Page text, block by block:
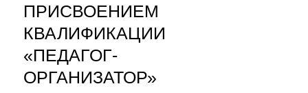
ПРИСВОЕНИЕМ
КВАЛИФИКАЦИИ
«ПЕДАГОГ-
ОРГАНИЗАТОР»